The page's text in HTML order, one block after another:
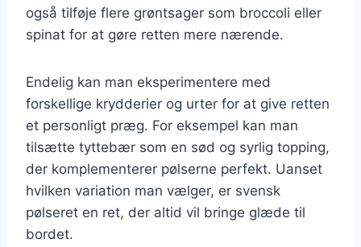
også tilføje flere grøntsager som broccoli eller
spinat for at gøre retten mere nærende.
Endelig kan man eksperimentere med
forskellige krydderier og urter for at give retten
et personligt præg. For eksempel kan man
tilsætte tyttebær som en sød og syrlig topping,
der komplementerer pølserne perfekt. Uanset
hvilken variation man vælger, er svensk
pølseret en ret, der altid vil bringe glæde til
bordet.